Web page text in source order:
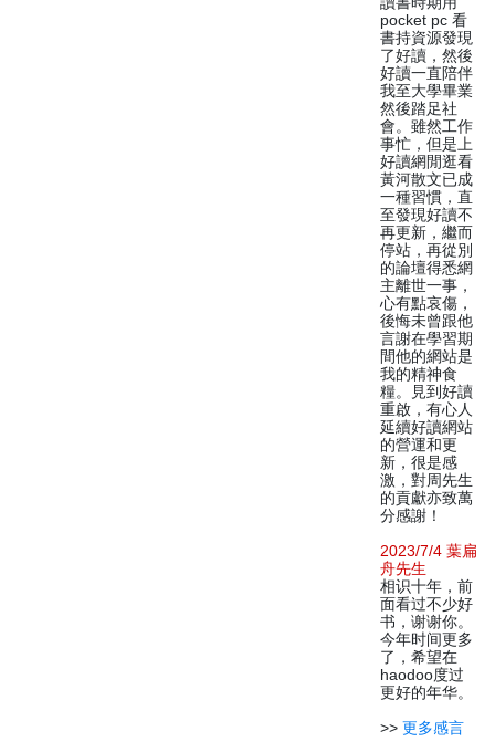
pocket pc 看
書持資源發現
了好讀，然後
好讀一直陪伴
我至大學畢業
然後踏足社
會。雖然工作
事忙，但是上
好讀網閒逛看
黃河散文已成
一種習慣，直
至發現好讀不
再更新，繼而
停站，再從別
的論壇得悉網
主離世一事，
心有點哀傷，
後悔未曾跟他
言謝在學習期
間他的網站是
我的精神食
糧。見到好讀
重啟，有心人
延續好讀網站
的營運和更
新，很是感
激，對周先生
的貢獻亦致萬
分感謝！
2023/7/4 葉扁
舟先生
相识十年，前
面看过不少好
书，谢谢你。
今年时间更多
了，希望在
haodoo度过
更好的年华。
>> 更多感言